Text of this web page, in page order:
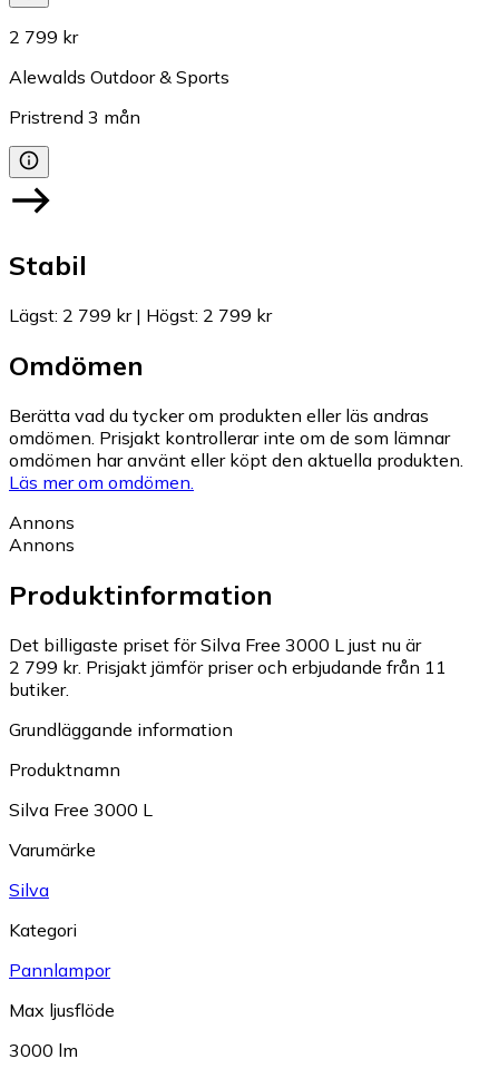
2 799 kr
Alewalds Outdoor & Sports
Pristrend 3 mån
Stabil
Lägst: 2 799 kr| Högst: 2 799 kr
Omdömen
Berätta vad du tycker om produkten eller läs andras
omdömen. Prisjakt kontrollerar inte om de som lämnar
omdömen har använt eller köpt den aktuella produkten.
Läs mer om omdömen.
Annons
Annons
Produktinformation
Det billigaste priset för Silva Free 3000 L just nu är
2 799 kr. Prisjakt jämför priser och erbjudande från 11
butiker.
Grundläggande information
Produktnamn
Silva Free 3000 L
Varumärke
Silva
Kategori
Pannlampor
Max ljusflöde
3000 lm